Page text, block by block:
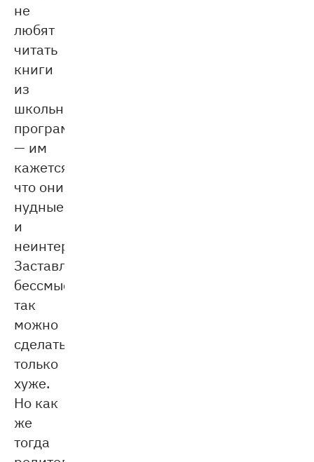
не
любят
читать
книги
из
школьной
программы
— им
кажется,
что они
нудные
и
неинтересные.
Заставлять
бессмысленно,
так
можно
сделать
только
хуже.
Но как
же
тогда